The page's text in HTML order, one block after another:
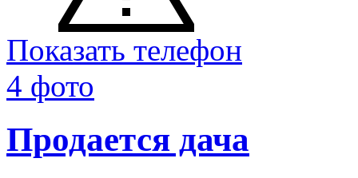
Показать телефон
4 фото
Продается дача